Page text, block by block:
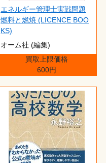
エネルギー管理士実戦問題
燃料と燃焼 (LICENCE BOO
KS)
オーム社 (編集)
買取上限価格
600円